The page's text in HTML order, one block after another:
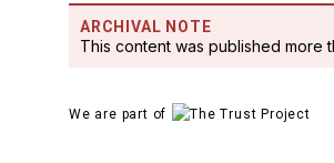
ARCHIVAL NOTE
This content was published more
We are part of